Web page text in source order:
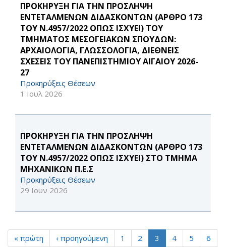
ΠΡΟΚΗΡΥΞΗ ΓΙΑ ΤΗΝ ΠΡΟΣΛΗΨΗ
ΕΝΤΕΤΑΛΜΕΝΩΝ ΔΙΔΑΣΚΟΝΤΩΝ (ΑΡΘΡΟ 173
ΤΟΥ Ν.4957/2022 ΟΠΩΣ ΙΣΧΥΕΙ) ΤΟΥ
ΤΜΗΜΑΤΟΣ ΜΕΣΟΓΕΙΑΚΩΝ ΣΠΟΥΔΩΝ:
ΑΡΧΑΙΟΛΟΓΙΑ, ΓΛΩΣΣΟΛΟΓΙΑ, ΔΙΕΘΝΕΙΣ
ΣΧΕΣΕΙΣ ΤΟΥ ΠΑΝΕΠΙΣΤΗΜΙΟΥ ΑΙΓΑΙΟΥ 2026-
27
Προκηρύξεις Θέσεων
1 Ιουλ 2026
ΠΡΟΚΗΡΥΞΗ ΓΙΑ ΤΗΝ ΠΡΟΣΛΗΨΗ
ΕΝΤΕΤΑΛΜΕΝΩΝ ΔΙΔΑΣΚΟΝΤΩΝ (ΑΡΘΡΟ 173
ΤΟΥ Ν.4957/2022 ΟΠΩΣ ΙΣΧΥΕΙ) ΣΤΟ ΤΜΗΜΑ
ΜΗΧΑΝΙΚΩΝ Π.Ε.Σ
Προκηρύξεις Θέσεων
29 Ιουν 2026
« πρώτη ‹ προηγούμενη 1 2 3 4 5
6